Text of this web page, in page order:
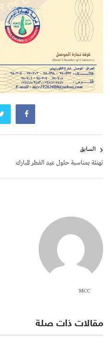
المقالات
السابق
تهنئة بمناسبة حلول عيد الفطر المبارك
MCC
مقالات ذات صلة